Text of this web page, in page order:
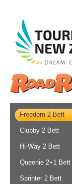
Freedom 2 Bett
Clubby 2 Bett
Hi-Way 2 Bett
Queenie 2+1 Bett
Sprinter 2 Bett